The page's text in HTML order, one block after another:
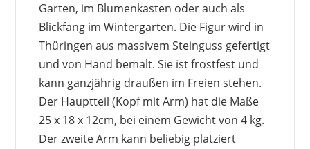
Garten, im Blumenkasten oder auch als
Blickfang im Wintergarten. Die Figur wird in
Thüringen aus massivem Steinguss gefertigt
und von Hand bemalt. Sie ist frostfest und
kann ganzjährig draußen im Freien stehen.
Der Hauptteil (Kopf mit Arm) hat die Maße
25 x 18 x 12cm, bei einem Gewicht von 4 kg.
Der zweite Arm kann beliebig platziert